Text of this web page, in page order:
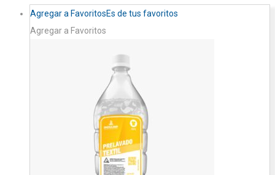
Agregar a FavoritosEs de tus favoritos
Agregar a Favoritos